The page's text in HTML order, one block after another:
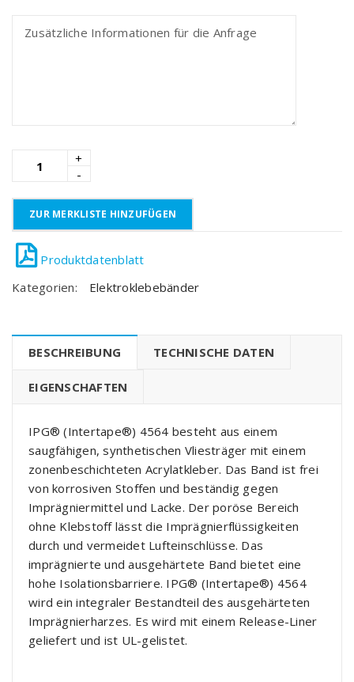
ZUR MERKLISTE HINZUFÜGEN
Kategorien: Elektroklebebänder
BESCHREIBUNG TECHNISCHE DATEN
EIGENSCHAFTEN
IPG® (Intertape®) 4564 besteht aus einem
saugfähigen, synthetischen Vliesträger mit einem
zonenbeschichteten Acrylatkleber. Das Band ist frei
von korrosiven Stoffen und beständig gegen
Imprägniermittel und Lacke. Der poröse Bereich
ohne Klebstoff lässt die Imprägnierflüssigkeiten
durch und vermeidet Lufteinschlüsse. Das
imprägnierte und ausgehärtete Band bietet eine
hohe Isolationsbarriere. IPG® (Intertape®) 4564
wird ein integraler Bestandteil des ausgehärteten
Imprägnierharzes. Es wird mit einem Release-Liner
geliefert und ist UL-gelistet.